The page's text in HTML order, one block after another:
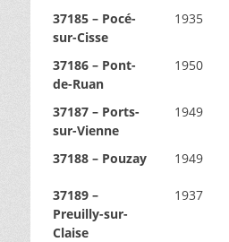
37185 – Pocé-
sur-Cisse
1935
37186 – Pont-
de-Ruan
1950
37187 – Ports-
sur-Vienne
1949
37188 – Pouzay 1949
37189 –
Preuilly-sur-
Claise
1937